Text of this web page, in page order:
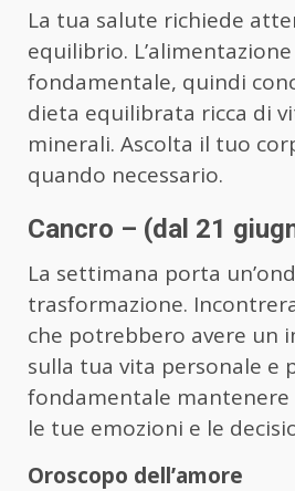
La tua salute richiede
equilibrio.
fondamentale, quindi
dieta equilibrata ricca di
minerali. Ascolta il tuo
quando necessario.
Cancro – (dal 21
La settimana porta
trasformazione.
che potrebbero avere un
sulla tua vita personale e
fondamentale
le tue emozioni e le
Oroscopo dell’amore